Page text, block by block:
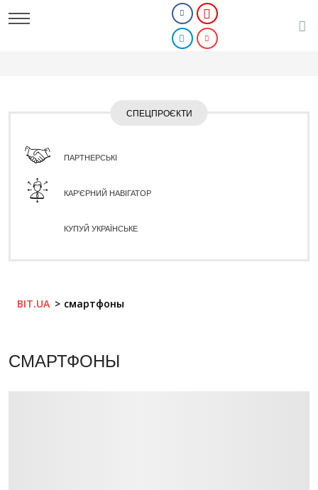
СПЕЦПРОЄКТИ
ПАРТНЕРСЬКІ
КАР'ЄРНИЙ НАВІГАТОР
КУПУЙ УКРАЇНСЬКЕ
BIT.UA смартфоны
СМАРТФОНЫ